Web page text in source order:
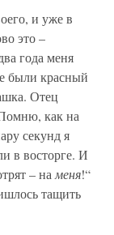
и уже в
это –
года меня
были красный
Отец
как на
секунд я
в восторге. И
– на меня!“
тащить